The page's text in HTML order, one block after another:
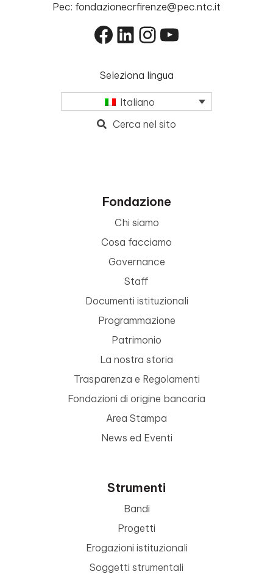
Pec: fondazionecrfirenze@pec.ntc.it
Facebook
LinkedIn
Instagram
YouTube
Seleziona lingua
Italiano
Cerca nel sito
Fondazione
Chi siamo
Cosa facciamo
Governance
Staff
Documenti istituzionali
Programmazione
Patrimonio
La nostra storia
Trasparenza e Regolamenti
Fondazioni di origine bancaria
Area Stampa
News ed Eventi
Strumenti
Bandi
Progetti
Erogazioni istituzionali
Soggetti strumentali